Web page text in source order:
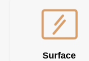
Surface